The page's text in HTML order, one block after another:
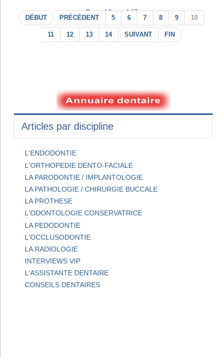
Page 10 sur 147
DÉBUT PRÉCÉDENT 5 6 7 8 9 10
11 12 13 14 SUIVANT FIN
Articles par discipline
L'ENDODONTIE
L'ORTHOPEDIE DENTO-FACIALE
LA PARODONTIE / IMPLANTOLOGIE
LA PATHOLOGIE / CHIRURGIE BUCCALE
LA PROTHESE
L'ODONTOLOGIE CONSERVATRICE
LA PEDODONTIE
L'OCCLUSODONTIE
LA RADIOLOGIE
INTERVIEWS VIP
L'ASSISTANTE DENTAIRE
CONSEILS DENTAIRES